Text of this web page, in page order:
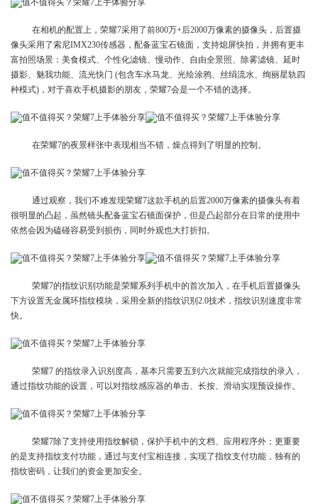
在相机的配置上，荣耀7采用了前800万+后2000万像素的摄像头，后置摄
像头采用了索尼IMX230传感器，配备蓝宝石镜面，支持熄屏快拍，并拥有更丰
富拍照场景：美食模式、个性化滤镜、慢动作、自由全景照、除雾滤镜、延时
摄影、魅我功能、流光快门 (包含车水马龙、光绘涂鸦、丝绢流水、绚丽星轨四
种模式)，对于喜欢手机摄影的朋友，荣耀7会是一个不错的选择。
在荣耀7的夜景样张中表现相当不错，燥点得到了明显的控制。
通过观察，我们不难发现荣耀7这款手机的后置2000万像素的摄像头有着
很明显的凸起，虽然镜头配备蓝宝石镜面保护，但是凸起部分在日常的使用中
依然会因为磕碰容易受到损伤，同时外观也大打折扣。
荣耀7的指纹识别功能是荣耀系列手机中的首次加入，在手机后置摄像头
下方设置无金属环指纹模块，采用全新的指纹识别2.0技术，指纹识别速度非常
快。
荣耀7 的指纹录入识别度高，基本只需要五到六次就能完成指纹的录入，
通过指纹功能的设置，可以对指纹感应器的单击、长按、滑动实现预设操作。
荣耀7除了支持使用指纹解锁，保护手机中的文档、应用程序外；更重要
的是支持指纹支付功能，通过与支付宝相连接，实现了指纹支付功能，独有的
指纹密码，让我们的资金更加安全。